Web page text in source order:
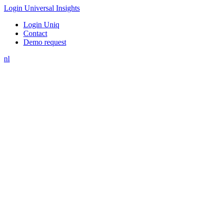
Login Universal Insights
Login Uniq
Contact
Demo request
nl